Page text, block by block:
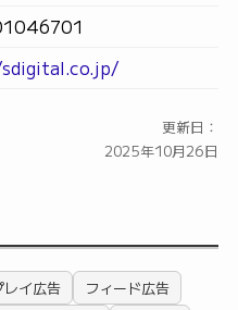
更新日：
2025年10月26日
イ広告
フィード広告